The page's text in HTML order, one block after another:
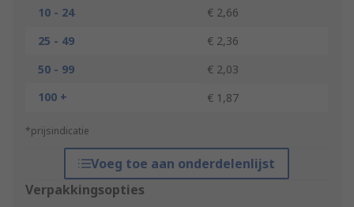
10 - 24
€ 2,66
25 - 49
€ 2,36
50 - 99
€ 2,03
100 +
€ 1,87
*prijsindicatie
Voeg toe aan onderdelenlijst
Verpakkingsopties